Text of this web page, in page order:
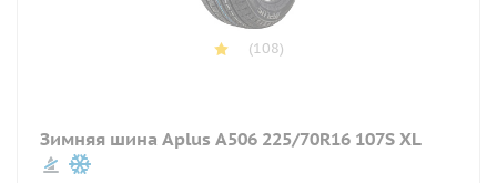
(108)
Зимняя шина Aplus A506 225/70R16 107S XL